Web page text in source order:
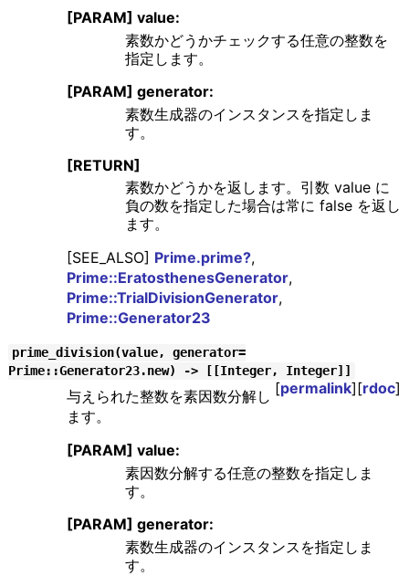
[PARAM] value:
素数かどうかチェックする任意の整数を
指定します。
[PARAM] generator:
素数生成器のインスタンスを指定しま
す。
[RETURN]
素数かどうかを返します。引数 value に
負の数を指定した場合は常に false を返し
ます。
[SEE_ALSO] Prime.prime?,
Prime::EratosthenesGenerator,
Prime::TrialDivisionGenerator,
Prime::Generator23
prime_division(value, generator=
Prime::Generator23.new) -> [[Integer, Integer]]
[permalink][rdoc]
与えられた整数を素因数分解し
ます。
[PARAM] value:
素因数分解する任意の整数を指定しま
す。
[PARAM] generator:
素数生成器のインスタンスを指定しま
す。